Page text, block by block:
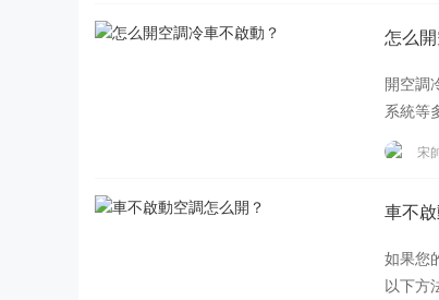
怎么
開空調
系統等
么發動
宋
車不
如果您
以下方